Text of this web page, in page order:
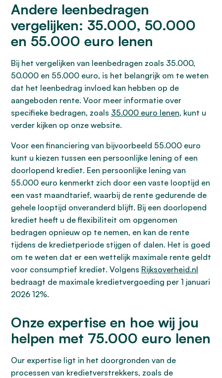
Andere leenbedragen
vergelijken: 35.000, 50.000
en 55.000 euro lenen
Bij het vergelijken van leenbedragen zoals 35.000,
50.000 en 55.000 euro, is het belangrijk om te weten
dat het leenbedrag invloed kan hebben op de
aangeboden rente. Voor meer informatie over
specifieke bedragen, zoals 35.000 euro lenen, kunt u
verder kijken op onze website.
Voor een financiering van bijvoorbeeld 55.000 euro
kunt u kiezen tussen een persoonlijke lening of een
doorlopend krediet. Een persoonlijke lening van
55.000 euro kenmerkt zich door een vaste looptijd en
een vast maandtarief, waarbij de rente gedurende de
gehele looptijd onveranderd blijft. Bij een doorlopend
krediet heeft u de flexibiliteit om opgenomen
bedragen opnieuw op te nemen, en kan de rente
tijdens de kredietperiode stijgen of dalen. Het is goed
om te weten dat er een wettelijk maximale rente geldt
voor consumptief krediet. Volgens Rijksoverheid.nl
bedraagt de maximale kredietvergoeding per 1 januari
2026 12%.
Onze expertise en hoe wij jou
helpen met 75.000 euro lenen
Our expertise ligt in het doorgronden van de
processen van kredietverstrekkers, zoals de